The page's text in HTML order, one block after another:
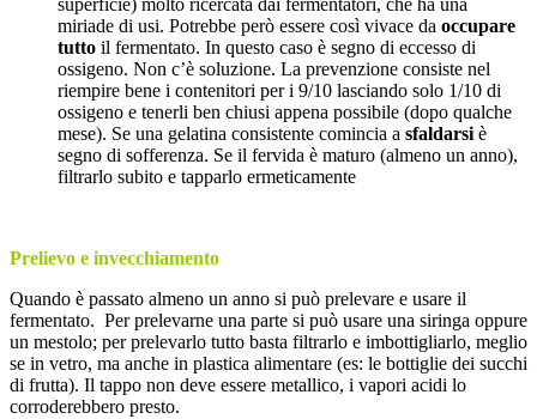
superficie) molto ricercata dai fermentatori, che ha una
miriade di usi. Potrebbe però essere così vivace da occupare
tutto il fermentato. In questo caso è segno di eccesso di
ossigeno. Non c’è soluzione. La prevenzione consiste nel
riempire bene i contenitori per i 9/10 lasciando solo 1/10 di
ossigeno e tenerli ben chiusi appena possibile (dopo qualche
mese). Se una gelatina consistente comincia a sfaldarsi è
segno di sofferenza. Se il fervida è maturo (almeno un anno),
filtrarlo subito e tapparlo ermeticamente
Prelievo e invecchiamento
Quando è passato almeno un anno si può prelevare e usare il
fermentato. Per prelevarne una parte si può usare una siringa oppure
un mestolo; per prelevarlo tutto basta filtrarlo e imbottigliarlo, meglio
se in vetro, ma anche in plastica alimentare (es: le bottiglie dei succhi
di frutta). Il tappo non deve essere metallico, i vapori acidi lo
corroderebbero presto.